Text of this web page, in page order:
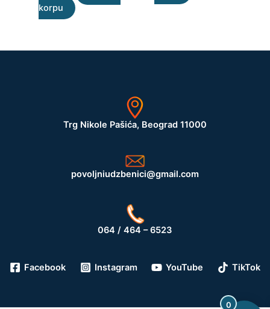
korpu
Trg Nikole Pašića, Beograd 11000
povoljniudzbenici@gmail.com
064 / 464 – 6523
Facebook Instagram YouTube TikTok
0